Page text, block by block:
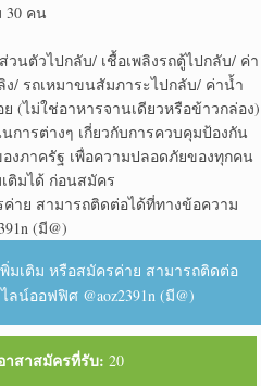
30 คน
นตัวไปกลับ/ เชื้อเพลิงรถตู้ไปกลับ/ ค่า
ง​/ รถเหมาขนสัมภาระ​ไปกลับ/ ค่าน้ำ
(ไม่ใช่อาหาร​จาน​เดียว​หรือ​ข้าว​กล่อง)​
การต่างๆ เกี่ยวกับ​การควบคุมป้องกัน​
งภาครัฐ เพื่อความปลอดภัยของทุกคน
ติม​ได้ ก่อนสมัคร​
าย สามารถ​ติดต่อ​ได้ที่​ทางข้อความ​
(มี@)​
มเติม​ หรือสมัครค่าย สามารถ​ติดต่อ​
น์​ออฟฟิศ​ @aoz2391n (มี@)​
าสาสมัครที่รับ: 20